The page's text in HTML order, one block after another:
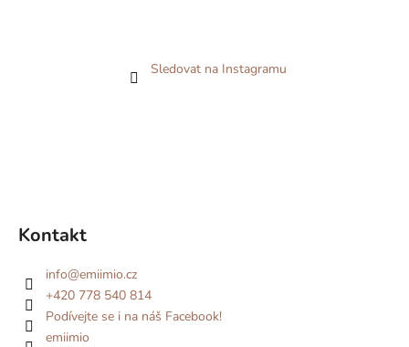
Sledovat na Instagramu
Kontakt
info@emiimio.cz
+420 778 540 814
Podívejte se i na náš Facebook!
emiimio